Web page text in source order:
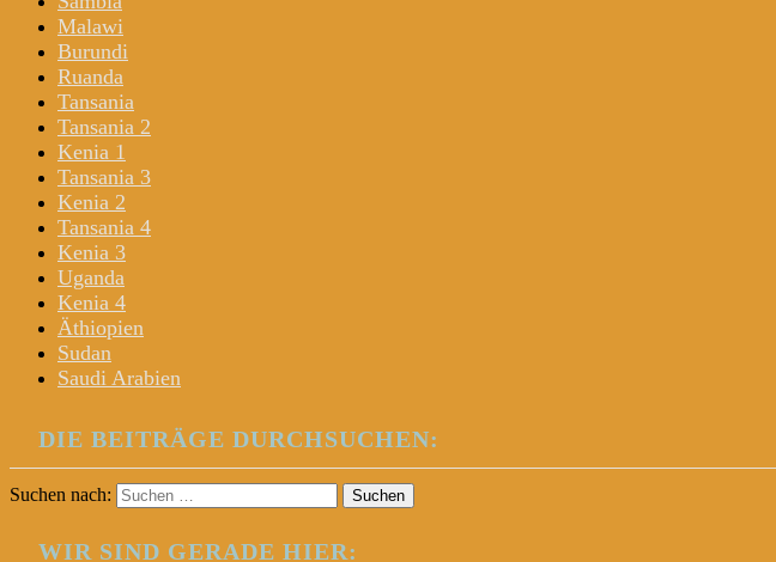
Malawi
Burundi
Ruanda
Tansania
Tansania 2
Kenia 1
Tansania 3
Kenia 2
Tansania 4
Kenia 3
Uganda
Kenia 4
Äthiopien
Sudan
Saudi Arabien
DIE BEITRÄGE DURCHSUCHEN:
Suchen nach:
WIR SIND GERADE HIER: